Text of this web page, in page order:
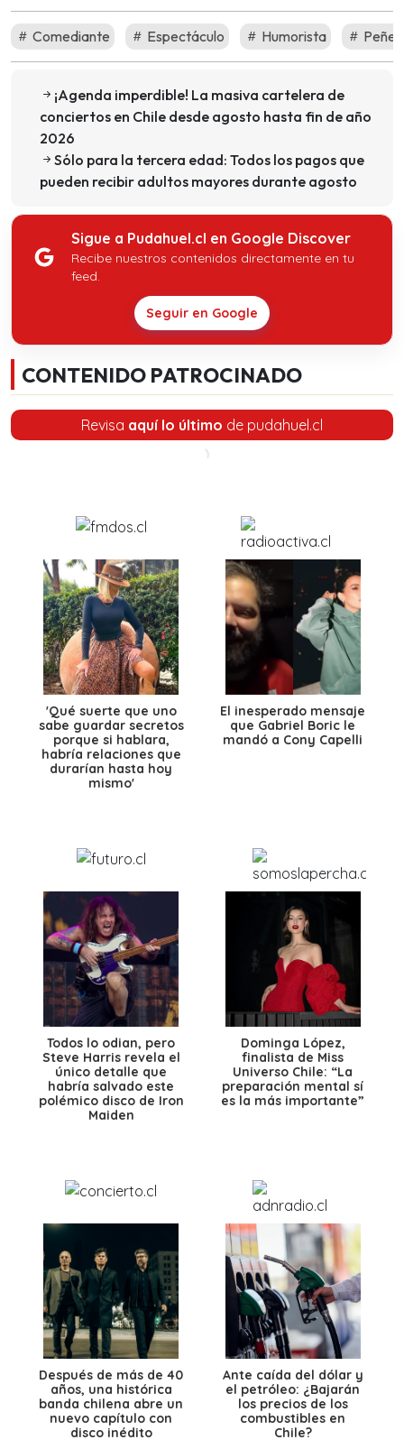
Comediante Espectáculo Humorista
¡Agenda imperdible! La masiva cartelera de
conciertos en Chile desde agosto hasta fin de año
2026
Sólo para la tercera edad: Todos los pagos que
pueden recibir adultos mayores durante agosto
Sigue a Pudahuel.cl en Google Discover
Recibe nuestros contenidos directamente en tu
feed.
Seguir en Google
CONTENIDO PATROCINADO
Revisa aquí lo último de pudahuel.cl
'Qué suerte que uno
sabe guardar secretos
porque si hablara,
habría relaciones que
durarían hasta hoy
mismo'
El inesperado mensaje
que Gabriel Boric le
mandó a Cony Capelli
Todos lo odian, pero
Steve Harris revela el
único detalle que
habría salvado este
polémico disco de Iron
Maiden
Dominga López,
finalista de Miss
Universo Chile: “La
preparación mental sí
es la más importante”
Después de más de 40
años, una histórica
banda chilena abre un
nuevo capítulo con
disco inédito
Ante caída del dólar y
el petróleo: ¿Bajarán
los precios de los
combustibles en
Chile?